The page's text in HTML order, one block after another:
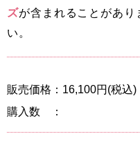
ズが含まれることがあり
い。
販売価格：16,100円(税込)
購入数 ：